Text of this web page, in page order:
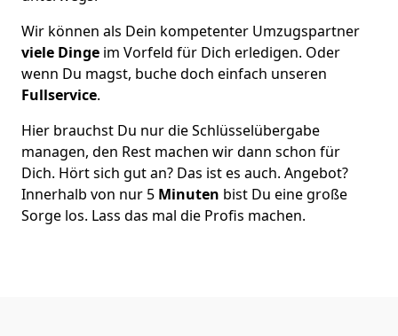
Wir können als Dein kompetenter Umzugspartner
viele Dinge im Vorfeld für Dich erledigen. Oder
wenn Du magst, buche doch einfach unseren
Fullservice.
Hier brauchst Du nur die Schlüsselübergabe
managen, den Rest machen wir dann schon für
Dich. Hört sich gut an? Das ist es auch. Angebot?
Innerhalb von nur 5 Minuten bist Du eine große
Sorge los. Lass das mal die Profis machen.